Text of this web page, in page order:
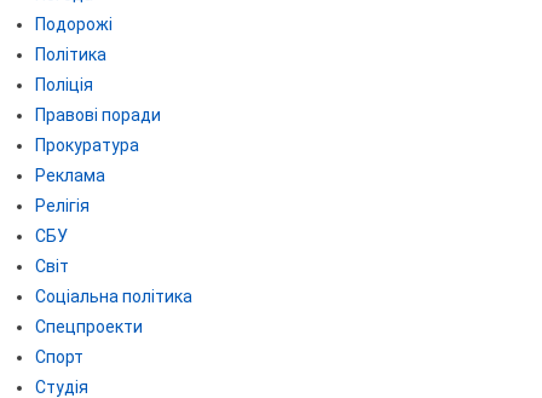
Подорожі
Політика
Поліція
Правові поради
Прокуратура
Реклама
Релігія
СБУ
Світ
Соціальна політика
Спецпроекти
Спорт
Студія